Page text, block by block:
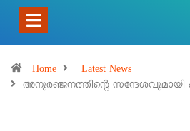
Home
Latest News
അനുരഞ്ജനത്തിന്റെ സന്ദേശവുമായി